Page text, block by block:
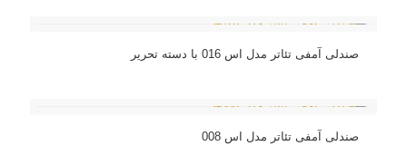
صندلی آمفی تئاتر مدل اس 016 با دسته تحریر
صندلی آمفی تئاتر مدل اس 008